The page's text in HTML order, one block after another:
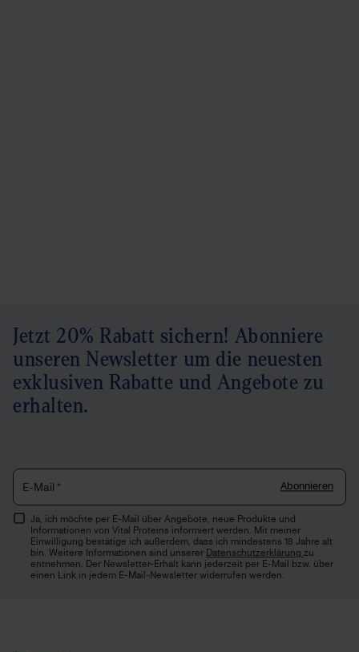
Jetzt 20% Rabatt sichern! Abonniere
unseren Newsletter um die neuesten
exklusiven Rabatte und Angebote zu
erhalten.
E-Mail * Abonnieren
Ja, ich möchte per E-Mail über Angebote, neue Produkte und
Informationen von Vital Proteins informiert werden. Mit meiner
Einwilligung bestätige ich außerdem, dass ich mindestens 18 Jahre alt
bin. Weitere Informationen sind unserer Datenschutzerklärung zu
entnehmen. Der Newsletter-Erhalt kann jederzeit per E-Mail bzw. über
einen Link in jedem E-Mail-Newsletter widerrufen werden.